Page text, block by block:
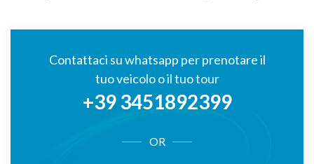
Contattaci su whatsapp per prenotare il
tuo veicolo o il tuo tour
+39 3451892399
OR